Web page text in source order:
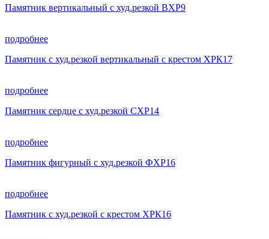
Памятник вертикальный с худ.резкой ВХР9
подробнее
Памятник с худ.резкой вертикальный с крестом ХРК17
подробнее
Памятник сердце с худ.резкой СХР14
подробнее
Памятник фигурный с худ.резкой ФХР16
подробнее
Памятник с худ.резкой с крестом ХРК16